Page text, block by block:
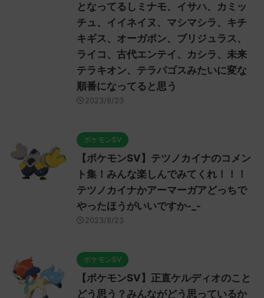
となってるしミナモ、イサハ、カミッ
チュ、イイネイヌ、マシマシラ、キチ
キギス、オーガポン、ブリジュラス、
ライコ、古代エンテイ、カシラ、未来
テラキオン、テラパゴスみたいに変な
順番になってると思う
2023/8/23
ポケモンSV
【ポケモンSV】テツノカイナのコメン
ト集！みんな楽しんでみてくれ！！！
テツノカイナかアーマーガアどっちで
やったほうがいいですか-_-
2023/8/23
ポケモンSV
【ポケモンSV】正直ケルディオのこと
どう思う？みんながどう思っているか